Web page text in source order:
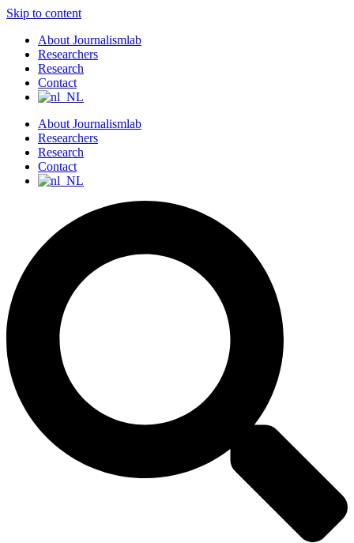
Skip to content
About Journalismlab
Researchers
Research
Contact
About Journalismlab
Researchers
Research
Contact